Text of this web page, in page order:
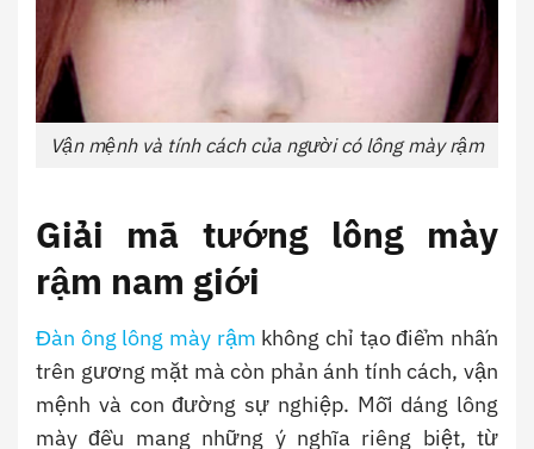
Vận mệnh và tính cách của người có lông mày rậm
Giải mã tướng lông mày
rậm nam giới
Đàn ông lông mày rậm không chỉ tạo điểm nhấn
trên gương mặt mà còn phản ánh tính cách, vận
mệnh và con đường sự nghiệp. Mỗi dáng lông
mày đều mang những ý nghĩa riêng biệt, từ